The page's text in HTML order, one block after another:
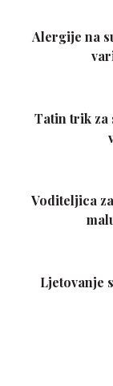
Alergije na
Tatin trik za
Voditeljica
Ljetovanje